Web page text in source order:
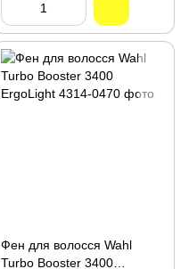
Фен для волосся Wahl
Turbo Booster 3400